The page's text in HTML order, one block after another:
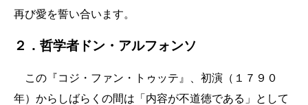
再び愛を誓い合います。
２．哲学者ドン・アルフォンソ
この『コジ・ファン・トゥッテ』、初演（１７９０
年）からしばらくの間は「内容が不道徳である」として